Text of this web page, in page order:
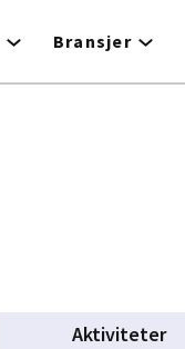
Bransjer
Aktiviteter